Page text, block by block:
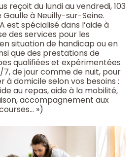
reçoit du lundi au vendredi, 103
à Neuilly-sur-Seine.
est spécialisé dans l’aide à
des services pour les
situation de handicap ou en
que des prestations de
qualifiées et expérimentées
de jour comme de nuit, pour
à domicile selon vos besoins :
au repas, aide à la mobilité,
accompagnement aux
»)